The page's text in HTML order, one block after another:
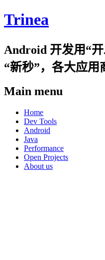
Trinea
Android 开发用“
“新秒”，各大应用
Main menu
Skip
content
Home
Dev Tools
Android
Java
Performance
Open Projects
About us